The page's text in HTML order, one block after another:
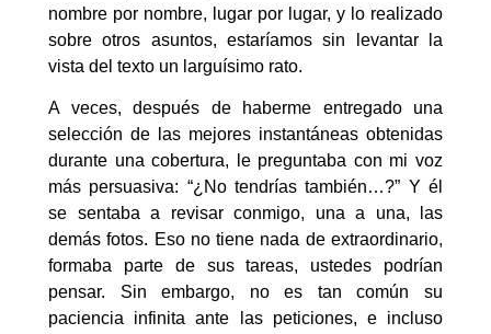
nombre por nombre, lugar por lugar, y lo realizado
sobre otros asuntos, estaríamos sin levantar la
vista del texto un larguísimo rato.
A veces, después de haberme entregado una
selección de las mejores instantáneas obtenidas
durante una cobertura, le preguntaba con mi voz
más persuasiva: “¿No tendrías también…?” Y él
se sentaba a revisar conmigo, una a una, las
demás fotos. Eso no tiene nada de extraordinario,
formaba parte de sus tareas, ustedes podrían
pensar. Sin embargo, no es tan común su
paciencia infinita ante las peticiones, e incluso